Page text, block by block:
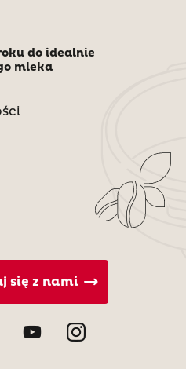
do idealnie
mleka
się z nami